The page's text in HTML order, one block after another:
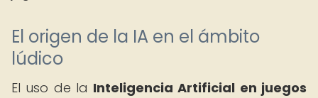
El origen de la IA en el ámbito
lúdico
El uso de la Inteligencia Artificial en juegos